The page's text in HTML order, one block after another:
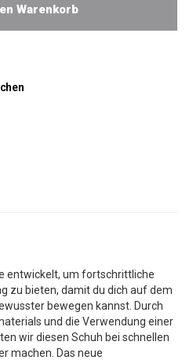
Warenkorb
entwickelt, um fortschrittliche
zu bieten, damit du dich auf dem
bewegen kannst. Durch
und die Verwendung einer
wir diesen Schuh bei schnellen
machen. Das neue